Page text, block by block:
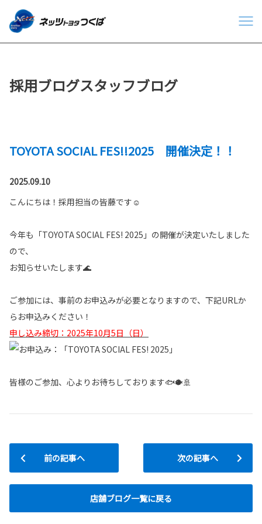
採用ブログスタッフブログ
TOYOTA SOCIAL FES!!2025 開催決定！！
2025.09.10
こんにちは！採用担当の皆藤です☺
今年も「TOYOTA SOCIAL FES! 2025」の開催が決定いたしました
ので、
お知らせいたします🌊
ご参加には、事前のお申込みが必要となりますので、下記URLか
らお申込みください！
申し込み締切：2025年10月5日（日）
皆様のご参加、心よりお待ちしております🐟🐡🚢
前の記事へ
店舗ブログ一覧に戻る
次の記事へ